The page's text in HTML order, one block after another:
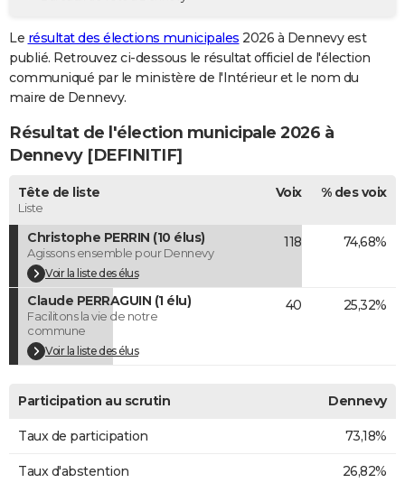
GUIDES D'ACHAT
BONS PLANS
CARTE DE VOEUX
Carte de Noël
Carte Bonne année
Carte Saint-Valentin
Carte Pâques
Carte d'anniversaire
DICTIONNAIRE
Dictionnaire
Biographies
Citations
Expressions
Proverbes
PROGRAMME TV
COPAINS D'AVANT
S'inscrire
Se connecter
Lycées
Collèges
Primaires
Universités
Entreprises
Service militaire
Avis de recherche
AVIS DE DÉCÈS
FORUM
Bricolage
Lifestyle
Culture
Sport
Auto
Television
Voyage
Cinema
Le résultat des élections municipales 2026 à Dennevy est
publié. Retrouvez ci-dessous le résultat officiel de l'élection
communiqué par le ministère de l'Intérieur et le nom du
maire de Dennevy.
Résultat de l'élection municipale 2026 à
Dennevy [DEFINITIF]
Tête de liste
Liste
Voix % des voix
Christophe PERRIN (10 élus)
Agissons ensemble pour Dennevy
Voir la liste des élus
118 74,68%
Claude PERRAGUIN (1 élu)
Facilitons la vie de notre
commune
Voir la liste des élus
40 25,32%
Participation au scrutin Dennevy
Taux de participation 73,18%
Taux d'abstention 26,82%